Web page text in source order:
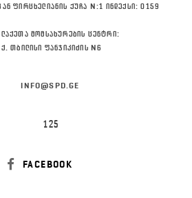
ᲤᲘᲠᲪᲮᲔᲚᲘᲐᲜᲘᲡ ᲥᲣᲩᲐ N:1 ᲘᲜᲓᲔᲥᲡᲘ: 0159
ᲛᲝᲛᲡᲐᲮᲣᲠᲔᲑᲘᲡ ᲪᲔᲜᲢᲠᲘ:
Ქ. ᲗᲑᲘᲚᲘᲡᲘ ᲤᲐᲜᲯᲘᲙᲘᲫᲘᲡ N6
INFO@SPD.GE
125
FACEBOOK